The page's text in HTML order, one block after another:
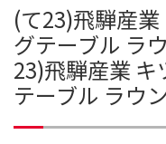
(て23)飛騨産
グテーブル ラ
23)飛騨産業
テーブル ラウ